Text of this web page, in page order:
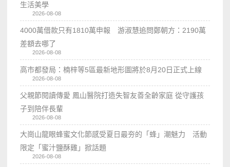
生活美學
2026-08-08
4000萬借款只有1810萬申報 游淑慧追問鄭朝方：2190萬
差額去哪了
2026-08-08
高市都發局：楠梓等5區最新地形圖將於8月20日正式上線
2026-08-08
父親節閱讀傳愛 鳳山醫院打造失智友善全齡家庭 從守護孩
子到陪伴長輩
2026-08-08
大崗山龍眼蜂蜜文化節感受夏日最夯的「蜂」潮魅力 活動
限定「蜜汁鹽酥雞」掀話題
2026-08-08